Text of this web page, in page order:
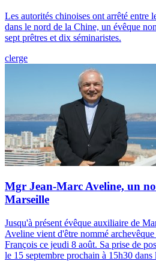
Les autorités chinoises ont arrêté entre
dans le nord de la Chine, un évêque
sept prêtres et dix séminaristes.
clerge
Mgr Jean-Marc Aveline, un
Marseille
Jusqu'à présent évêque auxiliaire de
Aveline vient d'être nommé
François ce jeudi 8 août. Sa prise de
le 15 septembre prochain à 15h30